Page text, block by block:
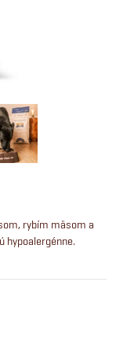
rybím mäsom a
hypoalergénne.